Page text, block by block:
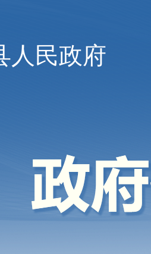
人民政府